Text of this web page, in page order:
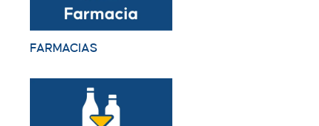
FARMACIAS